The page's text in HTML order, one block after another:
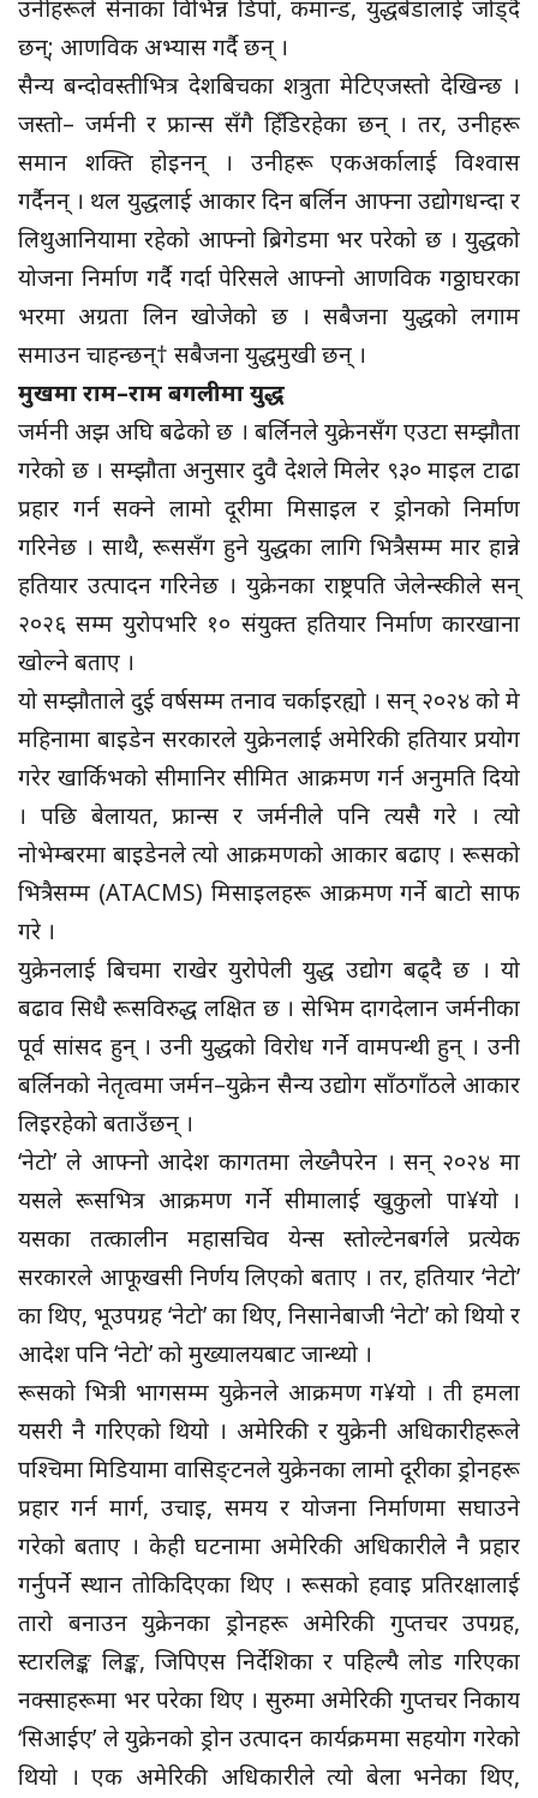
उनीहरूले सेनाका विभिन्न डिपो, कमान्ड, युद्धबेडालाई जोड्दै
छन्; आणविक अभ्यास गर्दै छन् ।
सैन्य बन्दोवस्तीभित्र देशबिचका शत्रुता मेटिएजस्तो देखिन्छ ।
जस्तो– जर्मनी र फ्रान्स सँगै हिँडिरहेका छन् । तर, उनीहरू
समान शक्ति होइनन् । उनीहरू एकअर्कालाई विश्वास
गर्दैनन् । थल युद्धलाई आकार दिन बर्लिन आफ्ना उद्योगधन्दा र
लिथुआनियामा रहेको आफ्नो ब्रिगेडमा भर परेको छ । युद्धको
योजना निर्माण गर्दै गर्दा पेरिसले आफ्नो आणविक गठ्ठाघरका
भरमा अग्रता लिन खोजेको छ । सबैजना युद्धको लगाम
समाउन चाहन्छन्† सबैजना युद्धमुखी छन् ।
मुखमा राम–राम बगलीमा युद्ध
जर्मनी अझ अघि बढेको छ । बर्लिनले युक्रेनसँग एउटा सम्झौता
गरेको छ । सम्झौता अनुसार दुवै देशले मिलेर ९३० माइल टाढा
प्रहार गर्न सक्ने लामो दूरीमा मिसाइल र ड्रोनको निर्माण
गरिनेछ । साथै, रूससँग हुने युद्धका लागि भित्रैसम्म मार हान्ने
हतियार उत्पादन गरिनेछ । युक्रेनका राष्ट्रपति जेलेन्स्कीले सन्
२०२६ सम्म युरोपभरि १० संयुक्त हतियार निर्माण कारखाना
खोल्ने बताए ।
यो सम्झौताले दुई वर्षसम्म तनाव चर्काइरह्यो । सन् २०२४ को मे
महिनामा बाइडेन सरकारले युक्रेनलाई अमेरिकी हतियार प्रयोग
गरेर खार्किभको सीमानिर सीमित आक्रमण गर्न अनुमति दियो
। पछि बेलायत, फ्रान्स र जर्मनीले पनि त्यसै गरे । त्यो
नोभेम्बरमा बाइडेनले त्यो आक्रमणको आकार बढाए । रूसको
भित्रैसम्म (ATACMS) मिसाइलहरू आक्रमण गर्ने बाटो साफ
गरे ।
युक्रेनलाई बिचमा राखेर युरोपेली युद्ध उद्योग बढ्दै छ । यो
बढाव सिधै रूसविरुद्ध लक्षित छ । सेभिम दागदेलान जर्मनीका
पूर्व सांसद हुन् । उनी युद्धको विरोध गर्ने वामपन्थी हुन् । उनी
बर्लिनको नेतृत्वमा जर्मन–युक्रेन सैन्य उद्योग साँठगाँठले आकार
लिइरहेको बताउँछन् ।
‘नेटो’ ले आफ्नो आदेश कागतमा लेख्नैपरेन । सन् २०२४ मा
यसले रूसभित्र आक्रमण गर्ने सीमालाई खुकुलो पा¥यो ।
यसका तत्कालीन महासचिव येन्स स्तोल्टेनबर्गले प्रत्येक
सरकारले आफूखसी निर्णय लिएको बताए । तर, हतियार ‘नेटो’
का थिए, भूउपग्रह ‘नेटो’ का थिए, निसानेबाजी ‘नेटो’ को थियो र
आदेश पनि ‘नेटो’ को मुख्यालयबाट जान्थ्यो ।
रूसको भित्री भागसम्म युक्रेनले आक्रमण ग¥यो । ती हमला
यसरी नै गरिएको थियो । अमेरिकी र युक्रेनी अधिकारीहरूले
पश्चिमा मिडियामा वासिङ्टनले युक्रेनका लामो दूरीका ड्रोनहरू
प्रहार गर्न मार्ग, उचाइ, समय र योजना निर्माणमा सघाउने
गरेको बताए । केही घटनामा अमेरिकी अधिकारीले नै प्रहार
गर्नुपर्ने स्थान तोकिदिएका थिए । रूसको हवाइ प्रतिरक्षालाई
तारो बनाउन युक्रेनका ड्रोनहरू अमेरिकी गुप्तचर उपग्रह,
स्टारलिङ्क लिङ्क, जिपिएस निर्देशिका र पहिल्यै लोड गरिएका
नक्साहरूमा भर परेका थिए । सुरुमा अमेरिकी गुप्तचर निकाय
‘सिआईए’ ले युक्रेनको ड्रोन उत्पादन कार्यक्रममा सहयोग गरेको
थियो । एक अमेरिकी अधिकारीले त्यो बेला भनेका थिए,